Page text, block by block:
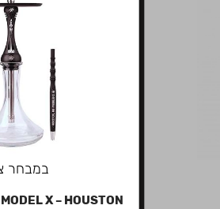
במבחר
X – HOUSTON